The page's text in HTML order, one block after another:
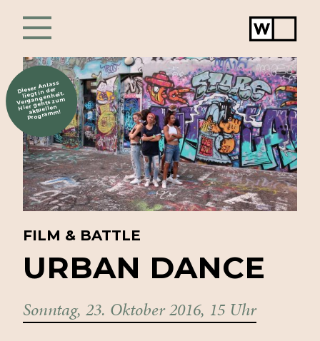
Chur
Dieser Anlass
liegt in der
Vergangenheit.
Hier gehts zum
aktuellen
Programm!
FILM & BATTLE
URBAN DANCE
Sonntag, 23. Oktober 2016, 15 Uhr